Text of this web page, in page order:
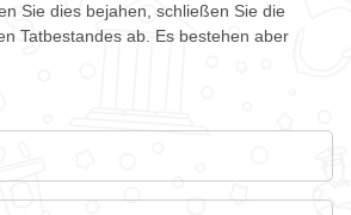
Sie dies bejahen, schließen Sie die
Tatbestandes ab. Es bestehen aber